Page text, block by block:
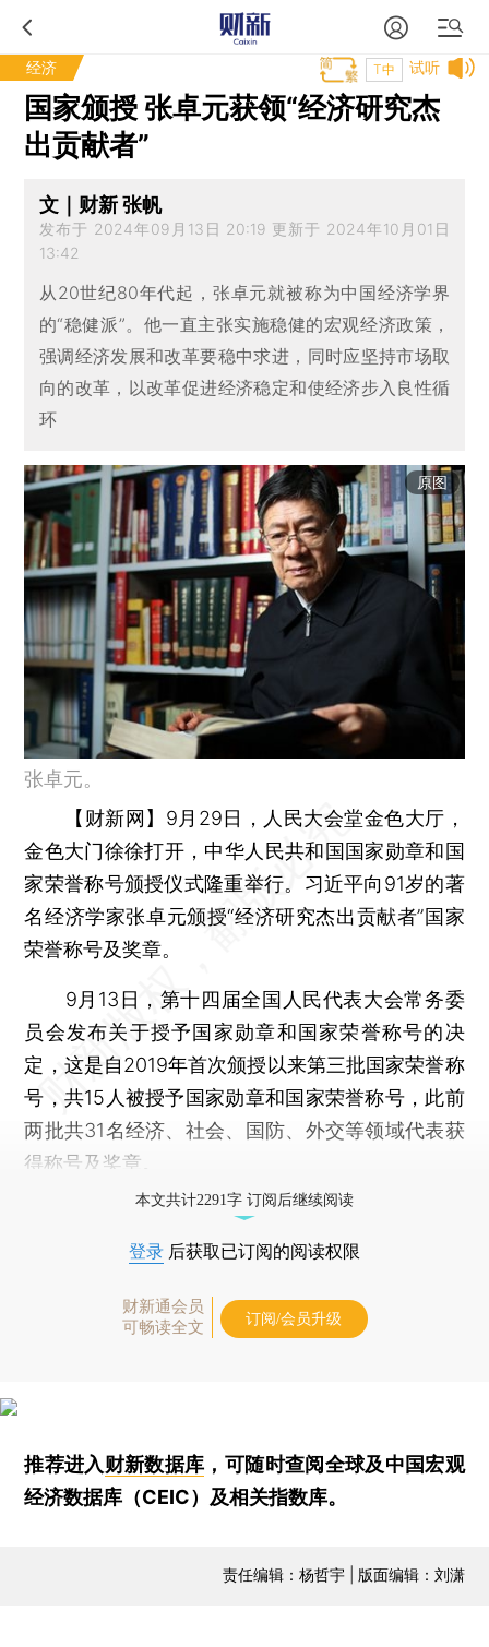
经济 试听
T中
国家颁授 张卓元获领“经济研究杰
出贡献者”
文｜财新 张帆
发布于 2024年09月13日 20:19 更新于 2024年10月01日
13:42
从20世纪80年代起，张卓元就被称为中国经济学界
的“稳健派”。他一直主张实施稳健的宏观经济政策，
强调经济发展和改革要稳中求进，同时应坚持市场取
向的改革，以改革促进经济稳定和使经济步入良性循
环
原图
张卓元。
【财新网】 9月29日，人民大会堂金色大厅，
金色大门徐徐打开，中华人民共和国国家勋章和国
家荣誉称号颁授仪式隆重举行。习近平向91岁的著
名经济学家张卓元颁授“经济研究杰出贡献者”国家
荣誉称号及奖章。
9月13日，第十四届全国人民代表大会常务委
员会发布关于授予国家勋章和国家荣誉称号的决
定，这是自2019年首次颁授以来第三批国家荣誉称
号，共15人被授予国家勋章和国家荣誉称号，此前
两批共31名经济、社会、国防、外交等领域代表获
得称号及奖章。
本文共计2291字 订阅后继续阅读
登录 后获取已订阅的阅读权限
财新通会员
可畅读全文
订阅/会员升级
推荐进入财新数据库 ，可随时查阅全球及中国宏观
经济数据库（CEIC）及相关指数库。
责任编辑：杨哲宇 | 版面编辑：刘潇